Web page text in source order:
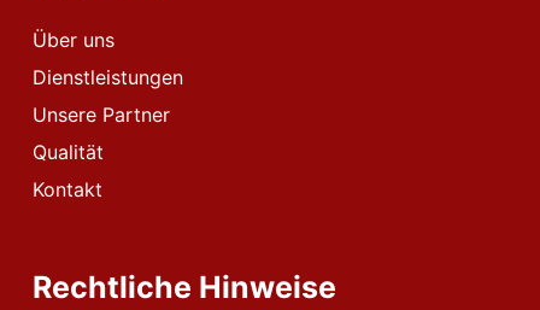
Über uns
Dienstleistungen
Unsere Partner
Qualität
Kontakt
Rechtliche Hinweise